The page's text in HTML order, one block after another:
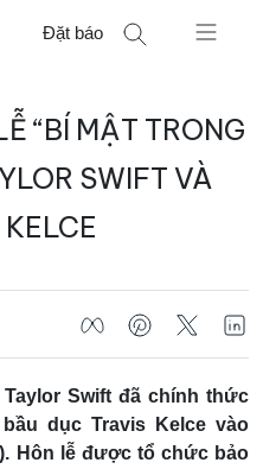
Đặt báo
“BÍ MẬT TRONG
SWIFT VÀ
Swift đã chính thức
dục Travis Kelce vào
Hôn lễ được tổ chức bảo